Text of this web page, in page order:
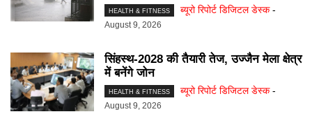
HEALTH & FITNESS ब्यूरो रिपोर्ट डिजिटल डेस्क -
August 9, 2026
सिंहस्थ-2028 की तैयारी तेज, उज्जैन मेला क्षेत्र
में बनेंगे जोन
HEALTH & FITNESS ब्यूरो रिपोर्ट डिजिटल डेस्क -
August 9, 2026